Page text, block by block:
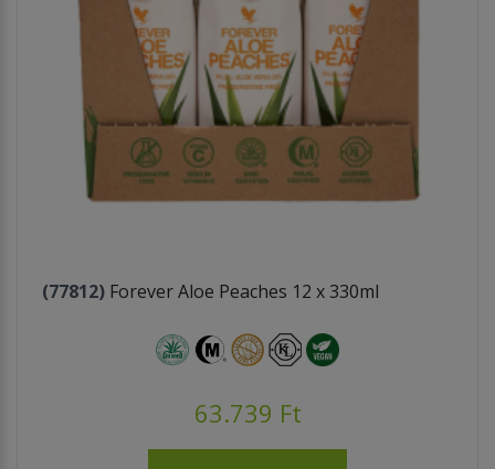
(77812) Forever Aloe Peaches 12 x 330ml
63.739 Ft